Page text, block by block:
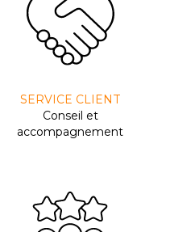
SERVICE CLIENT
Conseil et
accompagnement